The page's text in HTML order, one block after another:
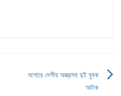
যশোরে দেশীয় অস্ত্রসহ দুই যুবক
আটক